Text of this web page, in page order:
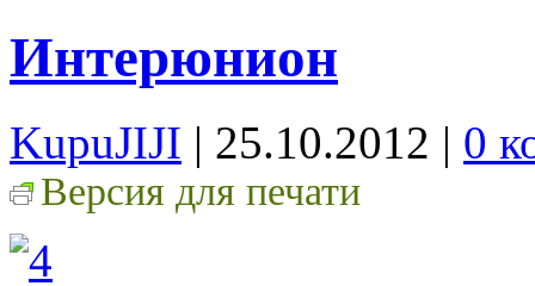
Интерюнион
KupuJIJI | 25.10.2012 | 0
Версия для печати